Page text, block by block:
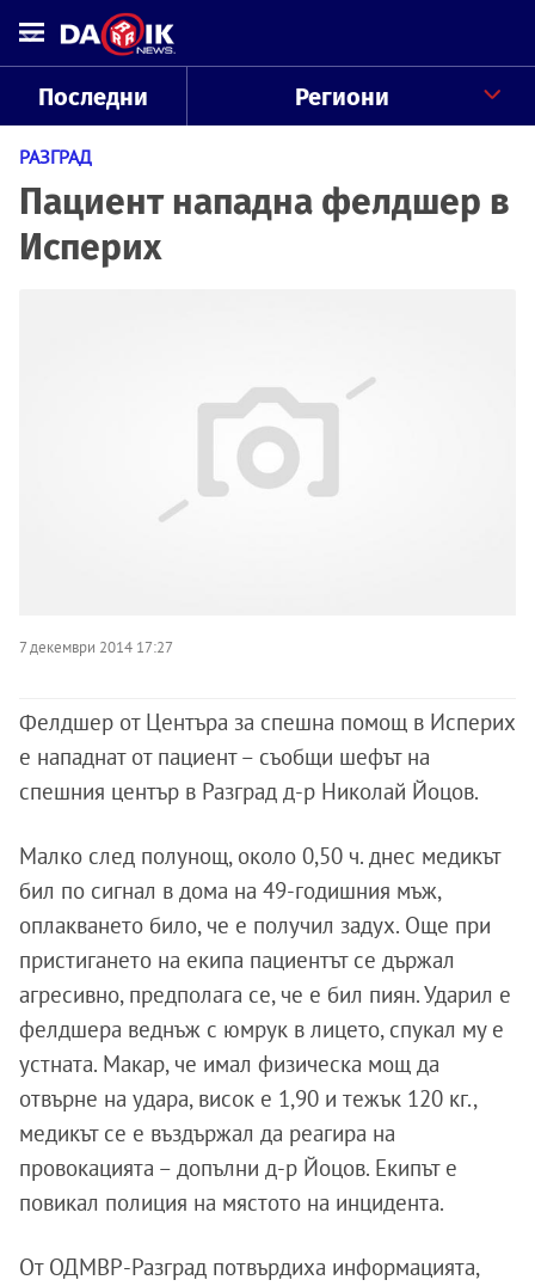
Последни Региони
РАЗГРАД
Пациент нападна фелдшер в
Исперих
7 декември 2014 17:27
Фелдшер от Центъра за спешна помощ в Исперих
е нападнат от пациент – съобщи шефът на
спешния център в Разград д-р Николай Йоцов.
Малко след полунощ, около 0,50 ч. днес медикът
бил по сигнал в дома на 49-годишния мъж,
оплакването било, че е получил задух. Още при
пристигането на екипа пациентът се държал
агресивно, предполага се, че е бил пиян. Ударил е
фелдшера веднъж с юмрук в лицето, спукал му е
устната. Макар, че имал физическа мощ да
отвърне на удара, висок е 1,90 и тежък 120 кг.,
медикът се е въздържал да реагира на
провокацията – допълни д-р Йоцов. Екипът е
повикал полиция на мястото на инцидента.
От ОДМВР-Разград потвърдиха информацията,